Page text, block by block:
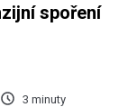
spoření
3 minuty